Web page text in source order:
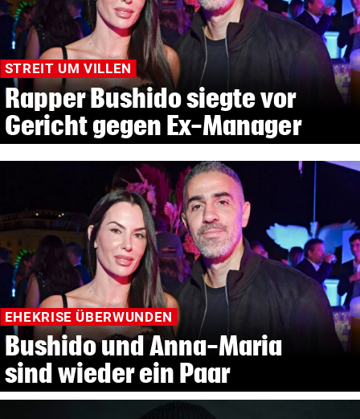
STREIT UM VILLEN
Rapper Bushido siegte vor
Gericht gegen Ex-Manager
EHEKRISE ÜBERWUNDEN
Bushido und Anna-Maria
sind wieder ein Paar